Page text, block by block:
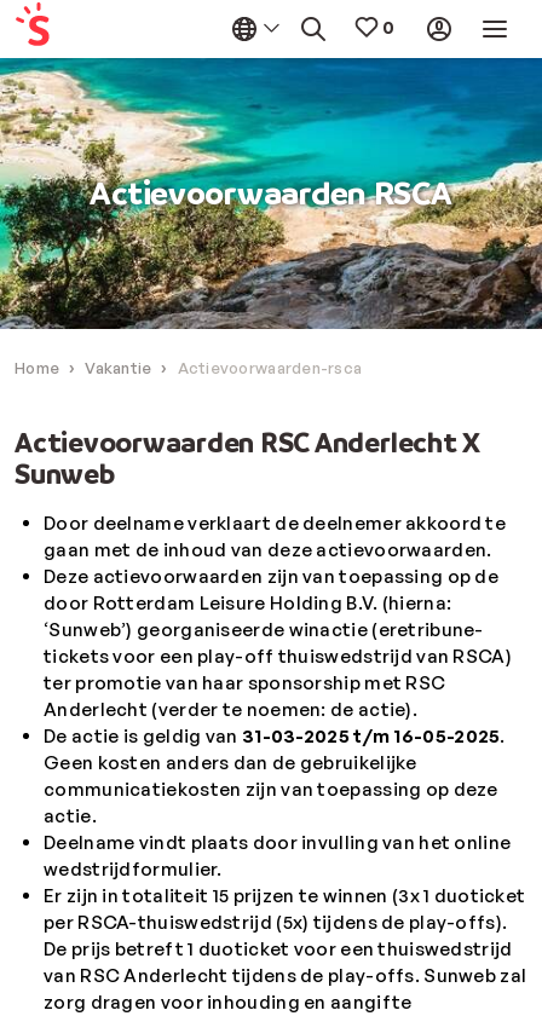
Actievoorwaarden RSCA
Home Vakantie Actievoorwaarden-rsca
Actievoorwaarden RSC Anderlecht X
Sunweb
Door deelname verklaart de deelnemer akkoord te
gaan met de inhoud van deze actievoorwaarden.
Deze actievoorwaarden zijn van toepassing op de
door Rotterdam Leisure Holding B.V. (hierna:
‘Sunweb’) georganiseerde winactie (eretribune-
tickets voor een play-off thuiswedstrijd van RSCA)
ter promotie van haar sponsorship met RSC
Anderlecht (verder te noemen: de actie).
De actie is geldig van 31-03-2025 t/m 16-05-2025.
Geen kosten anders dan de gebruikelijke
communicatiekosten zijn van toepassing op deze
actie.
Deelname vindt plaats door invulling van het online
wedstrijdformulier.
Er zijn in totaliteit 15 prijzen te winnen (3x 1 duoticket
per RSCA-thuiswedstrijd (5x) tijdens de play-offs).
De prijs betreft 1 duoticket voor een thuiswedstrijd
van RSC Anderlecht tijdens de play-offs. Sunweb zal
zorg dragen voor inhouding en aangifte